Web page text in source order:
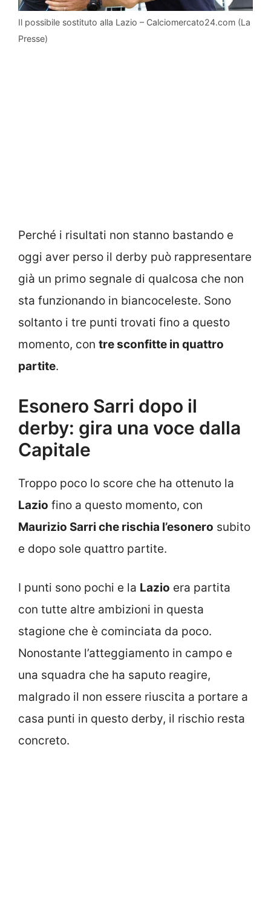
Il possibile sostituto alla Lazio – Calciomercato24.com (La
Presse)
Perché i risultati non stanno bastando e
oggi aver perso il derby può rappresentare
già un primo segnale di qualcosa che non
sta funzionando in biancoceleste. Sono
soltanto i tre punti trovati fino a questo
momento, con tre sconfitte in quattro
partite.
Esonero Sarri dopo il
derby: gira una voce dalla
Capitale
Troppo poco lo score che ha ottenuto la
Lazio fino a questo momento, con
Maurizio Sarri che rischia l’esonero subito
e dopo sole quattro partite.
I punti sono pochi e la Lazio era partita
con tutte altre ambizioni in questa
stagione che è cominciata da poco.
Nonostante l’atteggiamento in campo e
una squadra che ha saputo reagire,
malgrado il non essere riuscita a portare a
casa punti in questo derby, il rischio resta
concreto.